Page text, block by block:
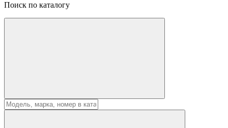
Поиск по каталогу